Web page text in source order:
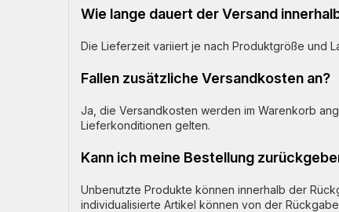
Wie lange dauert der Versand
Die Lieferzeit variiert je nach Produktgröße und
Fallen zusätzliche Versandkosten an?
Ja, die Versandkosten werden im Warenkorb
Lieferkonditionen gelten.
Kann ich meine Bestellung
Unbenutzte Produkte können innerhalb der
individualisierte Artikel können von der